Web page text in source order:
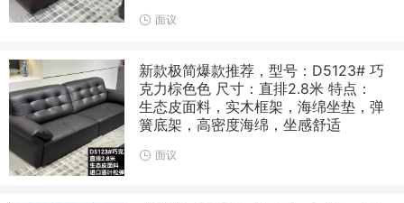
面议
新款极简爆款推荐，型号：D5123# 巧
克力棕色色 尺寸：直排2.8米 特点：
生态皮面料，实木框架，海绵坐垫，弹
簧底架，高密度海绵，坐感舒适
面议